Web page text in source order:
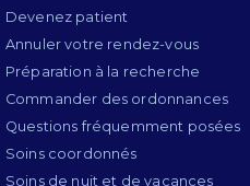
Devenez patient
Annuler votre rendez-vous
Préparation à la recherche
Commander des ordonnances
Questions fréquemment posées
Soins coordonnés
Soins de nuit et de vacances